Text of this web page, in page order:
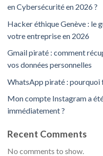
en Cybersécurité en 2026 ?
Hacker éthique Genève : le
votre entreprise en 2026
Gmail piraté : comment
vos données personnelles
WhatsApp piraté :
Mon compte Instagram a
immédiatement ?
Recent Comments
No comments to show.